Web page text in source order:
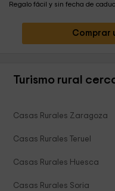
Regalo fácil y sin fecha de
Comprar
Turismo rural
Casas Rurales Zaragoza
Casas Rurales Teruel
Casas Rurales Huesca
Casas Rurales Soria